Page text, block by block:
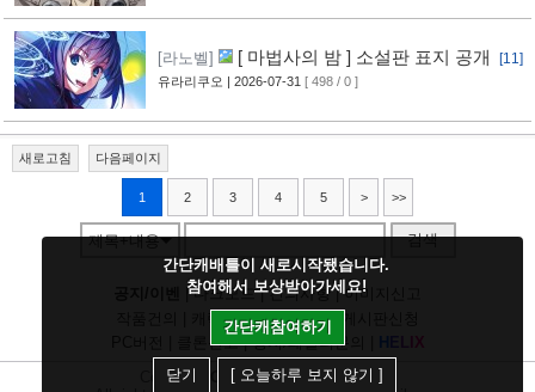
[라노벨] [ 마법사의 밤 ] 소설판 표지 공개 [11]
유라리쿠오 | 2026-07-31 [ 498 / 0 ]
새로고침 다음페이지
1 2 3 4 5 > >>
제목+내용 검색
|다크모드|건의사항|이미지신고
캐릭건의|기타디비|
클론신고|정지/패널티문의 H
X
Copyright
CHUINGCommunications.
간단캐배틀이 새로시작됐습니다.
참여해서 보상받아가세요!
간단캐참여하기
닫기 [ 오늘하루 보지 않기 ]